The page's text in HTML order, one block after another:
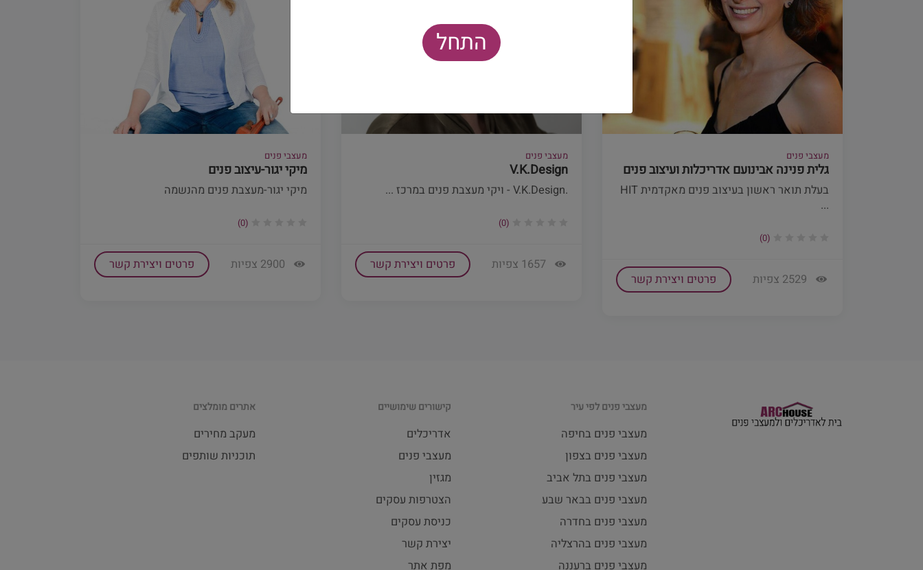
מעצבי פנים
גלית פנינה אבינועם אדריכלות ועיצוב פנים
בעלת תואר ראשון בעיצוב פנים מאקדמית HIT
...
(0)
פרטים ויצירת קשר
מעצבי פנים
V.K.Design
.V.K.Design - ויקי מעצבת פנים במרכז ...
(0)
פרטים ויצירת קשר
מעצבי פנים
מיקי יגור-עיצוב פנים
מיקי יגור-מעצבת פנים מהנשמה
(0)
פרטים ויצירת קשר
מעצבי פנים לפי עיר
מעצבי פנים בחיפה
מעצבי פנים בצפון
מעצבי פנים בתל אביב
מעצבי פנים בבאר שבע
מעצבי פנים בחדרה
מעצבי פנים בהרצליה
מעצבי פנים ברעננה
קישורים שימושיים
אדריכלים
מעצבי פנים
מגזין
הצטרפות עסקים
כניסת עסקים
יצירת קשר
מפת אתר
אתרים מומלצים
מעקב מחירים
תוכניות שותפים
התחל